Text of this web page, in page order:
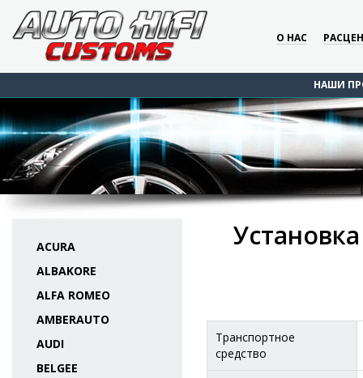
О НАС
НАШИ
ACURA
ALBAKORE
ALFA ROMEO
AMBERAUTO
AUDI
BELGEE
Транспортное
средство